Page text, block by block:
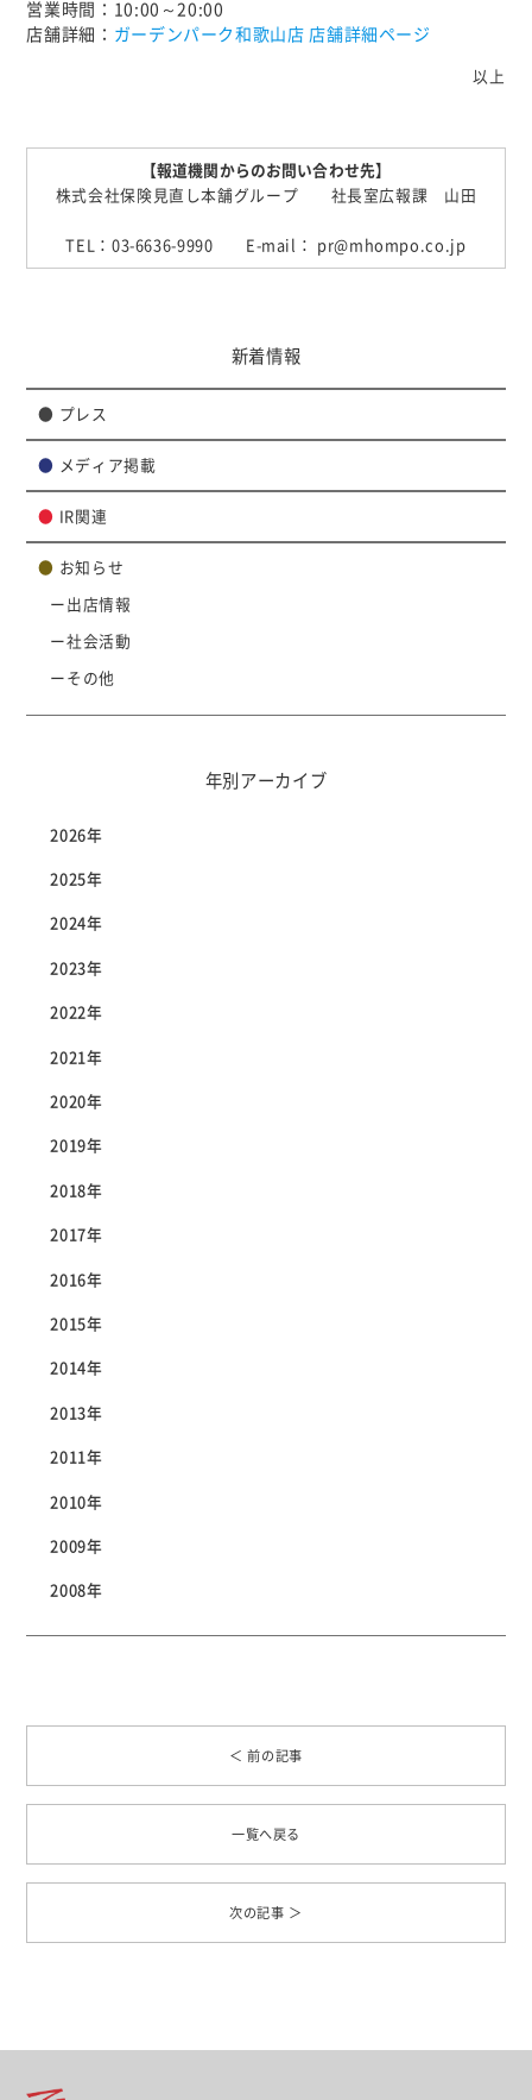
営業時間：10:00～20:00
店舗詳細： ガーデンパーク和歌山店 店舗詳細ページ
以上
【報道機関からのお問い合わせ先】
株式会社保険見直し本舗グループ 社長室広報課 山田
TEL：03-6636-9990 E-mail： pr@mhompo.co.jp
新着情報
● プレス
● メディア掲載
● IR関連
● お知らせ
出店情報
社会活動
その他
年別アーカイブ
2026年
2025年
2024年
2023年
2022年
2021年
2020年
2019年
2018年
2017年
2016年
2015年
2014年
2013年
2011年
2010年
2009年
2008年
＜ 前の記事
一覧へ戻る
次の記事 ＞